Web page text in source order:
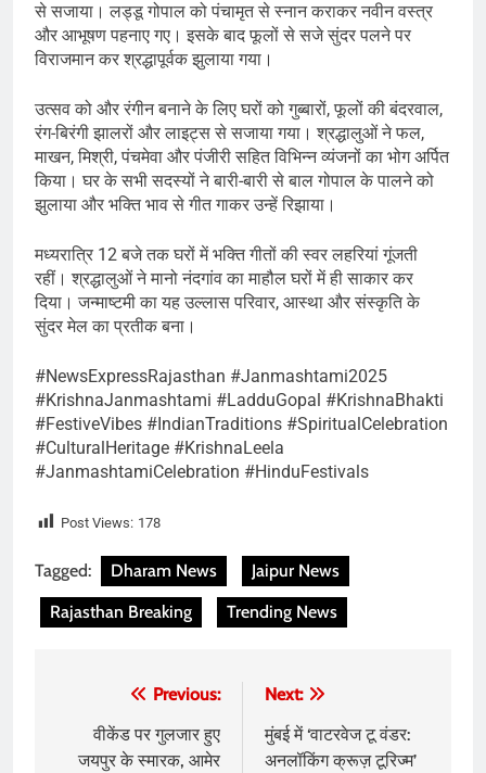
से सजाया। लड्डू गोपाल को पंचामृत से स्नान कराकर नवीन वस्त्र
और आभूषण पहनाए गए। इसके बाद फूलों से सजे सुंदर पलने पर
विराजमान कर श्रद्धापूर्वक झुलाया गया।
उत्सव को और रंगीन बनाने के लिए घरों को गुब्बारों, फूलों की बंदरवाल,
रंग-बिरंगी झालरों और लाइट्स से सजाया गया। श्रद्धालुओं ने फल,
माखन, मिश्री, पंचमेवा और पंजीरी सहित विभिन्न व्यंजनों का भोग अर्पित
किया। घर के सभी सदस्यों ने बारी-बारी से बाल गोपाल के पालने को
झुलाया और भक्ति भाव से गीत गाकर उन्हें रिझाया।
मध्यरात्रि 12 बजे तक घरों में भक्ति गीतों की स्वर लहरियां गूंजती
रहीं। श्रद्धालुओं ने मानो नंदगांव का माहौल घरों में ही साकार कर
दिया। जन्माष्टमी का यह उल्लास परिवार, आस्था और संस्कृति के
सुंदर मेल का प्रतीक बना।
#NewsExpressRajasthan #Janmashtami2025
#KrishnaJanmashtami #LadduGopal #KrishnaBhakti
#FestiveVibes #IndianTraditions #SpiritualCelebration
#CulturalHeritage #KrishnaLeela
#JanmashtamiCelebration #HinduFestivals
Post Views: 178
Tagged: Dharam News
Jaipur News
Rajasthan Breaking
Trending News
navigation
Previous:
वीकेंड पर गुलजार हुए
जयपुर के स्मारक, आमेर
Next:
मुंबई में ‘वाटरवेज टू वंडर:
अनलॉकिंग क्रूज़ टूरिज्म’